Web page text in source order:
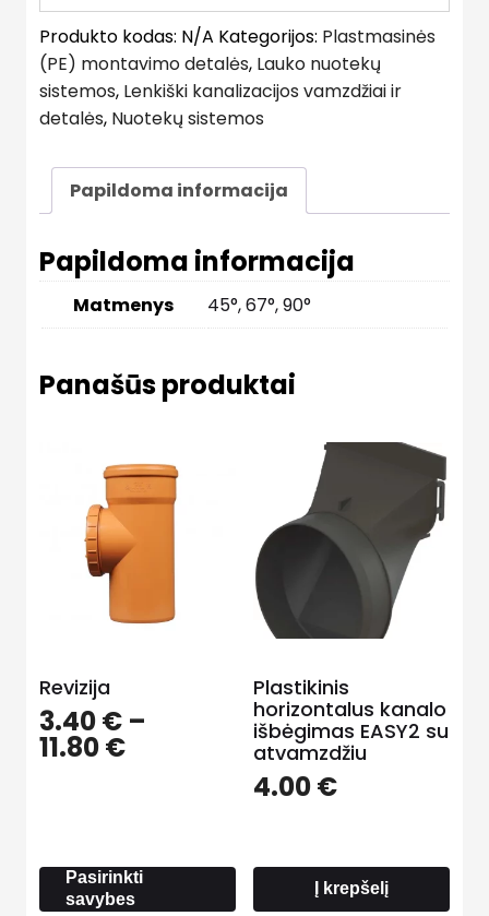
Produkto kodas: N/A Kategorijos: Plastmasinės
(PE) montavimo detalės, Lauko nuotekų
sistemos, Lenkiški kanalizacijos vamzdžiai ir
detalės, Nuotekų sistemos
Papildoma informacija
Papildoma informacija
Matmenys 45°, 67°, 90°
Panašūs produktai
Revizija
3.40€ –
11.80€Price
Pasirinkti
savybes
Plastikinis
horizontalus kanalo
išbėgimas EASY2 su
atvamzdžiu
4.00€
Į krepšelį